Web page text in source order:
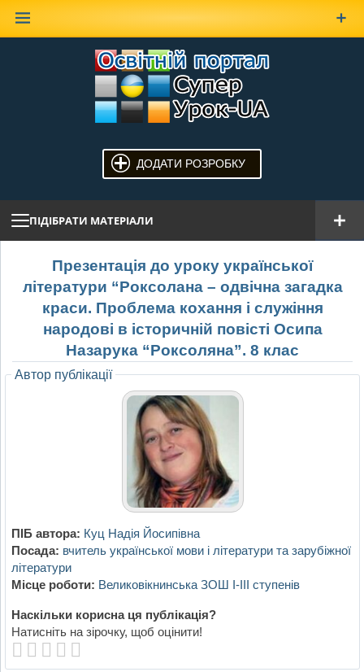
ДОДАТИ РОЗРОБКУ
ПІДІБРАТИ МАТЕРІАЛИ
Презентація до уроку української
літератури “Роксолана – одвічна загадка
краси. Проблема кохання і служіння
народові в історичній повісті Осипа
Назарука “Роксоляна”. 8 клас
Автор публікації
ПІБ автора: Куц Надія Йосипівна
Посада: вчитель української мови і літератури та зарубіжної
літератури
Місце роботи: Великовікнинська ЗОШ І-ІІІ ступенів
Наскільки корисна ця публікація?
Натисніть на зірочку, щоб оцінити!